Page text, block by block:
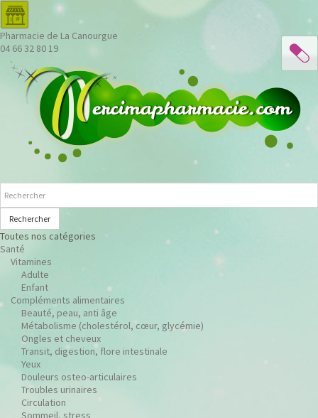
Pharmacie de La Canourgue
04 66 32 80 19
Rechercher
Toutes nos catégories
Santé
Vitamines
Adulte
Enfant
Compléments alimentaires
Beauté, peau, anti âge
Métabolisme (cholestérol, cœur, glycémie)
Ongles et cheveux
Transit, digestion, flore intestinale
Yeux
Douleurs osteo-articulaires
Troubles urinaires
Circulation
Sommeil, stress